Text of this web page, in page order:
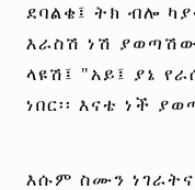
ደባልቄ፤ ትክ ብሎ
እራስሽ ነሽ
ላዩሽ፤ "አይ፤ ያኔ
ነበር፡፡ እናቴ ነች
እሱም ስሙን